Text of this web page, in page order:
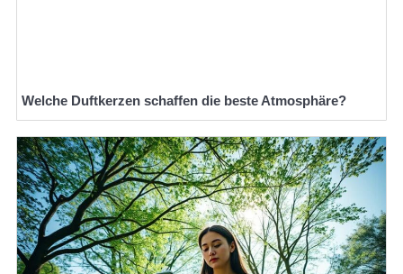
Welche Duftkerzen schaffen die beste Atmosphäre?